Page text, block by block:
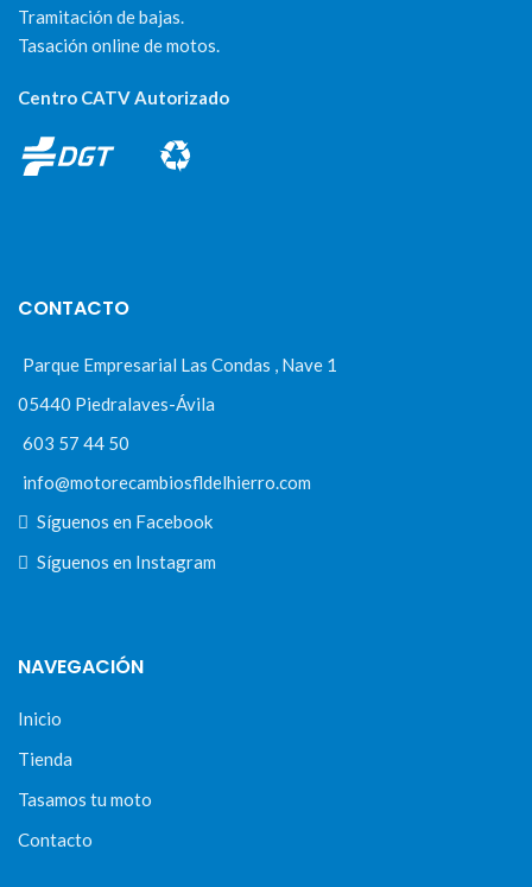
Tramitación de bajas.
Tasación online de motos.
Centro CATV Autorizado
CONTACTO
Parque Empresarial Las Condas , Nave 1
05440 Piedralaves-Ávila
603 57 44 50
info@motorecambiosfldelhierro.com
Síguenos en Facebook
Síguenos en Instagram
NAVEGACIÓN
Inicio
Tienda
Tasamos tu moto
Contacto